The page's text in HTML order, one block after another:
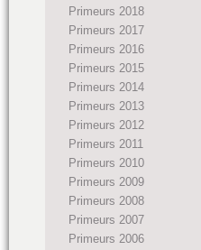
Primeurs 2018
Primeurs 2017
Primeurs 2016
Primeurs 2015
Primeurs 2014
Primeurs 2013
Primeurs 2012
Primeurs 2011
Primeurs 2010
Primeurs 2009
Primeurs 2008
Primeurs 2007
Primeurs 2006